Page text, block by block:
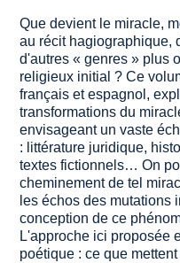
Que devient le miracle,
au récit hagiographique,
d'autres « genres » plus
religieux initial ? Ce
français et espagnol,
transformations du
envisageant un vaste
: littérature juridique,
textes fictionnels… On
cheminement de tel
les échos des mutations
conception de ce
L'approche ici proposée
poétique : ce que